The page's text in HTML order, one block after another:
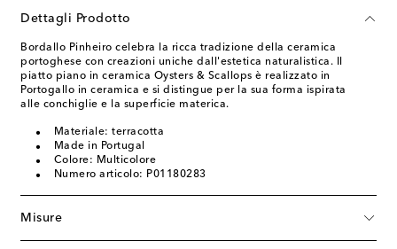
Dettagli Prodotto
Bordallo Pinheiro celebra la ricca tradizione della ceramica
portoghese con creazioni uniche dall'estetica naturalistica. Il
piatto piano in ceramica Oysters & Scallops è realizzato in
Portogallo in ceramica e si distingue per la sua forma ispirata
alle conchiglie e la superficie materica.
Materiale: terracotta
Made in Portugal
Colore: Multicolore
Numero articolo: P01180283
Misure